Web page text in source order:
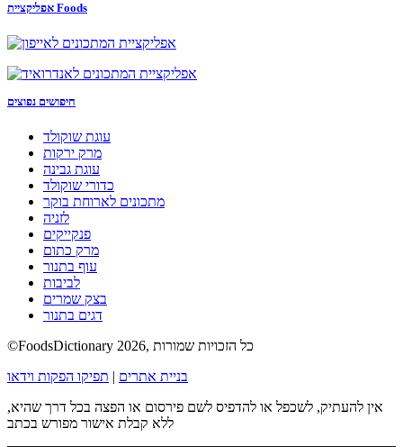
אפליקציית Foods
חיפושים נפוצים
עוגת שוקולד
מרק ירקות
עוגת גבינה
כדורי שוקולד
מתכונים לארוחת בוקר
לזניה
פנקייקים
מרק כתום
עוף בתנור
לביבות
בצק שמרים
דגים בתנור
©FoodsDictionary 2026, כל הזכויות שמורות
בניית אתרים | תפיקו הפקות וידאו
אין להעתיק, לשכפל או להדפיס לשם פירסום או הפצה בכל דרך שהיא,
ללא קבלת אישור מפורש בכתב